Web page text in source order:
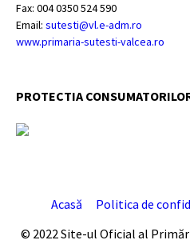
Fax: 004 0350 524 590
Email: sutesti@vl.e-adm.ro
www.primaria-sutesti-valcea.ro
PROTECTIA
Acasă Politica de
© 2022 Site-ul Oficial al